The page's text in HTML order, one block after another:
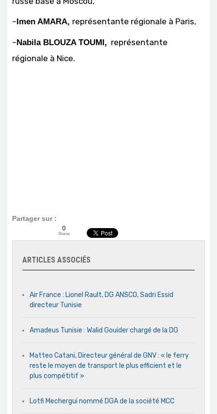
–Imen AMARA, représentante régionale à Paris,
–Nabila BLOUZA TOUMI, représentante
régionale à Nice.
Partager sur :
0
Shares
ARTICLES ASSOCIÉS
Air France : Lionel Rault, DG ANSCO, Sadri Essid
directeur Tunisie
Amadeus Tunisie : Walid Gouider chargé de la DG
Matteo Catani, Directeur général de GNV : « le ferry
reste le moyen de transport le plus efficient et le
plus compétitif »
Lotfi Mechergui nommé DGA de la société MCC